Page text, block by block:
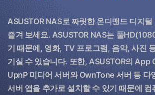
ASUSTOR NAS로 짜릿한 온디맨드 디지
즐겨 보세요. ASUSTOR NAS는 풀
기 때문에, 영화, TV 프로그램, 음악, 사진
기실 수 있습니다. 또한, ASUSTOR의 App
UpnP 미디어 서버와 OwnTone 서버 등 다
서버 앱을 추가로 설치할 수 있기 때문에 컴